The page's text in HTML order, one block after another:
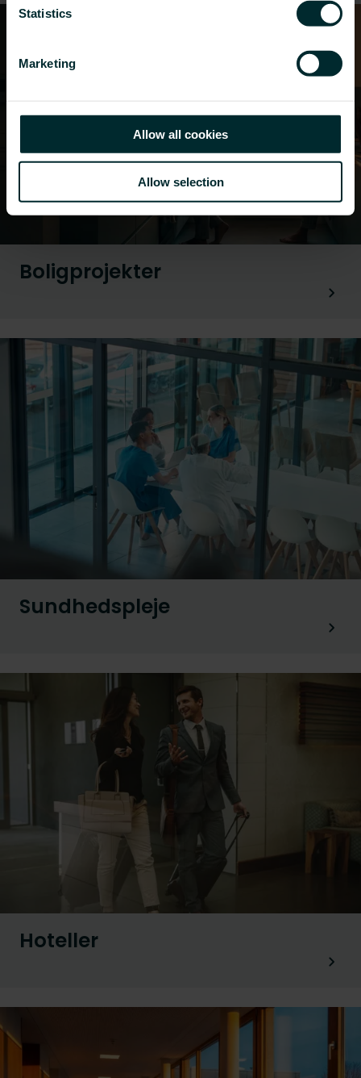
Statistics
Marketing
Allow all cookies
Allow selection
Boligprojekter
Sundhedspleje
Hoteller